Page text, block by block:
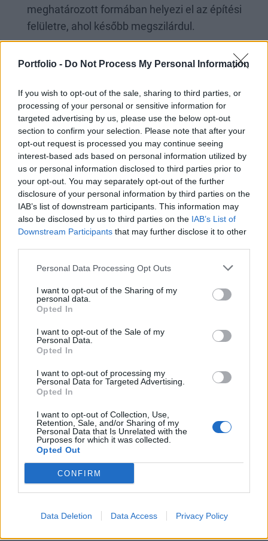
Portfolio - Do Not Process My Personal Information
If you wish to opt-out of the sale, sharing to third parties, or
processing of your personal or sensitive information for
targeted advertising by us, please use the below opt-out
section to confirm your selection. Please note that after your
opt-out request is processed you may continue seeing
interest-based ads based on personal information utilized by
us or personal information disclosed to third parties prior to
your opt-out. You may separately opt-out of the further
disclosure of your personal information by third parties on the
IAB’s list of downstream participants. This information may
also be disclosed by us to third parties on the IAB’s List of
Downstream Participants that may further disclose it to other
Personal Data Processing Opt Outs
I want to opt-out of the Sharing of my
personal data.
Opted In
I want to opt-out of the Sale of my
Personal Data.
Opted In
I want to opt-out of processing my
Personal Data for Targeted Advertising.
Opted In
I want to opt-out of Collection, Use,
Retention, Sale, and/or Sharing of my
Personal Data that Is Unrelated with the
Purposes for which it was collected.
Opted Out
CONFIRM
Data Deletion Data Access Privacy Policy
meghatározott formában helyezi el az építési
felületre, ahol később megszilárdul.
nyomtatási technika, amely során egyUV fényre
nyomtatókkal részletgazdag, sima felületű
tárgyakat lehet építeni, így gyakran használják
az egészségügyi iparban például anatómiai
modellek gyártásához, de a fogtechnikában,
vagy ékszerek készítéséhez is gyakran
alkalmazzák.
A szelektív lézerszinterezés (SLS) során
nejlonalapú porokat szilárd műanyaggá
olvasztják össze
. Ezeket a tárgyakat nagy
hőtűrő képesség jellemzi. A nejlonport a 3D
nyomtató fűtött munkaterében egy lézer
olvasztja össze. A nagy teljesítményű lézer miatt
felhasználásuk jellemző. Általában funkcionális
prototípusok és végtermékek, valamint
beépíthető elemek kisszériás gyártására
használják.
A PolyJet módszer sokban hasonlít a
hagyományos tintasugaras nyomtatáshoz, ám
azzal a különbséggel, hogy
egymás fölé, rétegekben helyezi el a nyomtató,
majd UV fény segítségével megszilárdítja. A
alkatrészeket lehet létrehozni, ezért általában